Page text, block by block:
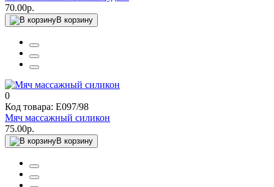
70.00р.
В корзину
0
Код товара: Е097/98
Мяч массажный силикон
75.00р.
В корзину